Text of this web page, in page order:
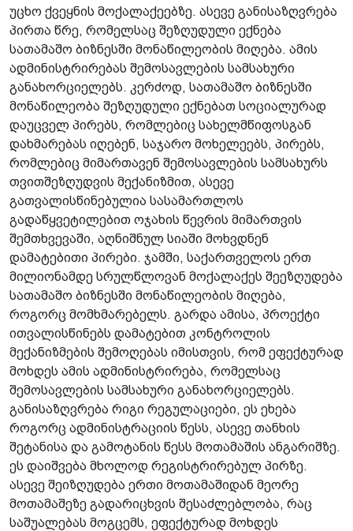
უცხო ქვეყნის მოქალაქეებზე. ასევე განისაზღვრება
პირთა წრე, რომელსაც შეზღუდული ექნება
სათამაშო ბიზნესში მონაწილეობის მიღება. ამის
ადმინისტრირებას შემოსავლების სამსახური
განახორციელებს. კერძოდ, სათამაშო ბიზნესში
მონაწილეობა შეზღუდული ექნებათ სოციალურად
დაუცველ პირებს, რომლებიც სახელმწიფოსგან
დახმარებას იღებენ, საჯარო მოხელეებს, პირებს,
რომლებიც მიმართავენ შემოსავლების სამსახურს
თვითშეზღუდვის მექანიზმით, ასევე
გათვალისწინებულია სასამართლოს
გადაწყვეტილებით ოჯახის წევრის მიმართვის
შემთხვევაში, აღნიშნულ სიაში მოხვდნენ
დამატებითი პირები. ჯამში, საქართველოს ერთ
მილიონამდე სრულწლოვან მოქალაქეს შეეზღუდება
სათამაშო ბიზნესში მონაწილეობის მიღება,
როგორც მომხმარებელს. გარდა ამისა, პროექტი
ითვალისწინებს დამატებით კონტროლის
მექანიზმების შემოღებას იმისთვის, რომ ეფექტურად
მოხდეს ამის ადმინისტრირება, რომელსაც
შემოსავლების სამსახური განახორციელებს.
განისაზღვრება რიგი რეგულაციები, ეს ეხება
როგორც ადმინისტრაციის წესს, ასევე თანხის
შეტანისა და გამოტანის წესს მოთამაშის ანგარიშზე.
ეს დაიშვება მხოლოდ რეგისტრირებულ პირზე.
ასევე შეიზღუდება ერთი მოთამაშიდან მეორე
მოთამაშეზე გადარიცხვის შესაძლებლობა, რაც
საშუალებას მოგცემს, ეფექტურად მოხდეს